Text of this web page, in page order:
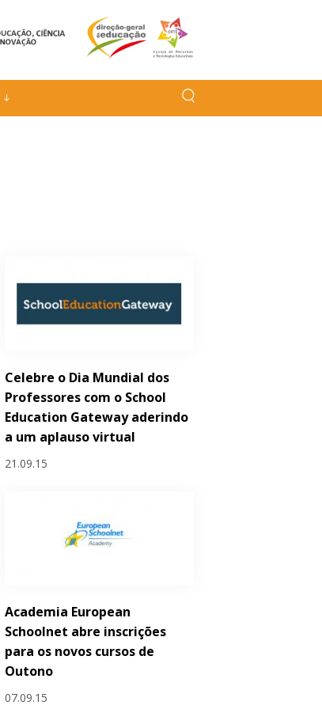
Celebre o Dia Mundial dos
Professores com o School
Education Gateway aderindo
a um aplauso virtual
21.09.15
Academia European
Schoolnet abre inscrições
para os novos cursos de
Outono
07.09.15